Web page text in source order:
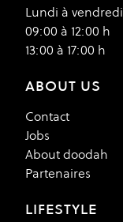
Lundi à vendredi
09:00 à 12:00 h
13:00 à 17:00 h
ABOUT US
Contact
Jobs
About doodah
Partenaires
LIFESTYLE